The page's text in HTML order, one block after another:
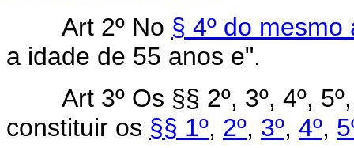
Art 2º No § 4º do mesmo
a idade de 55 anos e".
Art 3º Os §§ 2º, 3º, 4º,
constituir os §§ 1º, 2º, 3º, 4º,